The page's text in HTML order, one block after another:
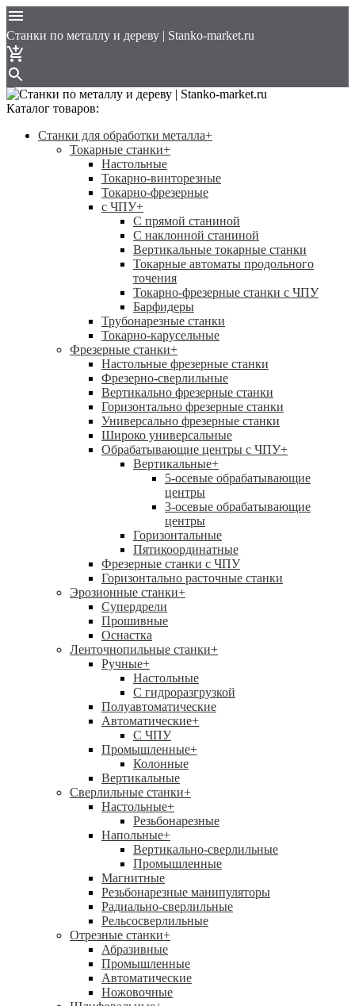
Cтанки по металлу и дереву | Stanko-market.ru
Каталог товаров:
Станки для обработки металла+
Токарные станки+
Настольные
Токарно-винторезные
Токарно-фрезерные
с ЧПУ+
С прямой станиной
C наклонной станиной
Вертикальные токарные станки
Токарные автоматы продольного
точения
Токарно-фрезерные станки с ЧПУ
Барфидеры
Трубонарезные станки
Токарно-карусельные
Фрезерные станки+
Настольные фрезерные станки
Фрезерно-сверлильные
Вертикально фрезерные станки
Горизонтально фрезерные станки
Универсально фрезерные станки
Широко универсальные
Обрабатывающие центры с ЧПУ+
Вертикальные+
5-осевые обрабатывающие
центры
3-осевые обрабатывающие
центры
Горизонтальные
Пятикоординатные
Фрезерные станки с ЧПУ
Горизонтально расточные станки
Эрозионные станки+
Супердрели
Прошивные
Оснастка
Ленточнопильные станки+
Ручные+
Настольные
С гидроразгрузкой
Полуавтоматические
Автоматические+
С ЧПУ
Промышленные+
Колонные
Вертикальные
Сверлильные станки+
Настольные+
Резьбонарезные
Напольные+
Вертикально-сверлильные
Промышленные
Магнитные
Резьбонарезные манипуляторы
Радиально-сверлильные
Рельсосверлильные
Отрезные станки+
Абразивные
Промышленные
Автоматические
Ножовочные